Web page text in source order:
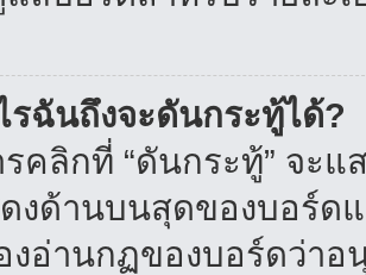
รฉันถึงจะดันกระทู้ได้?
คลิกที่ “ดันกระทู้” จะ
งด้านบนสุดของบอร์ด
งอ่านกฏของบอร์ดว่า